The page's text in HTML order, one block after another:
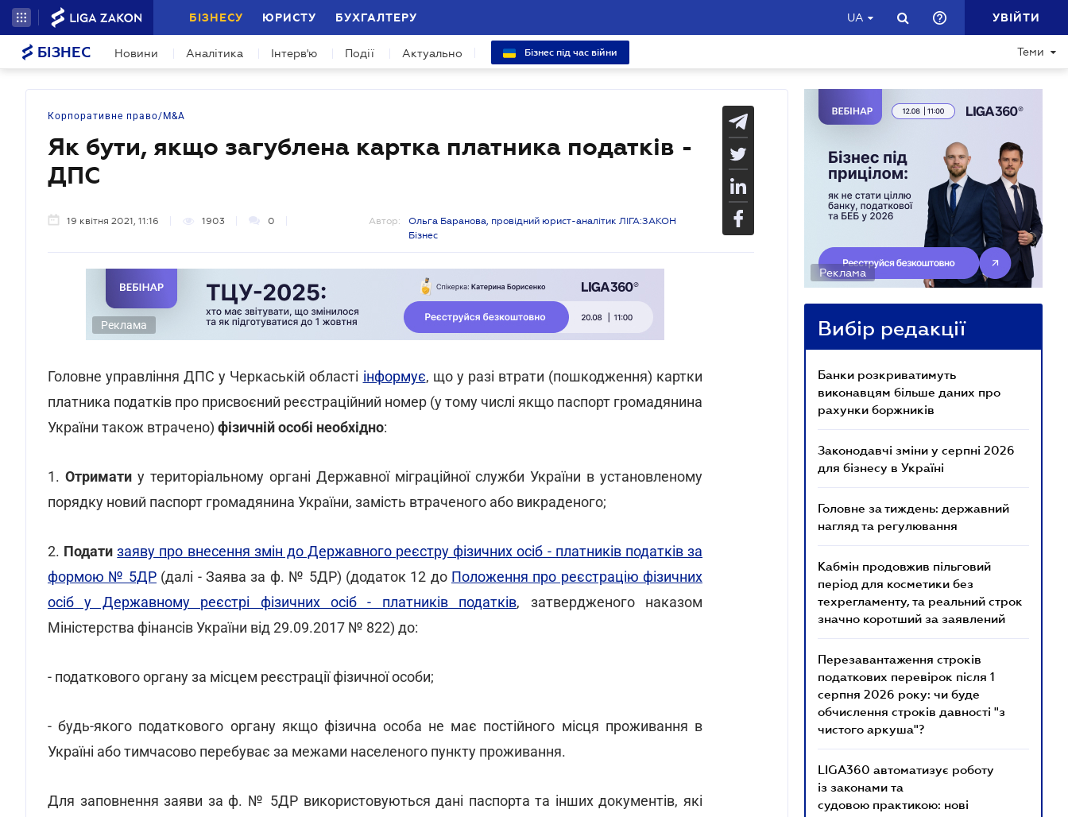
БІЗНЕСУ ЮРИСТУ БУХГАЛТЕРУ UA УВІЙТИ
БІЗНЕС Новини Аналітика Інтерв'ю Події Актуально Бізнес під час війни Теми
Корпоративне право/M&A
Як бути, якщо загублена картка платника податків -
ДПС
19 квітня 2021, 11:16 1903 0 Автор:
Ольга Баранова, провідний юрист-аналітик ЛІГА:ЗАКОН
Бізнес
Реклама
Головне управління ДПС у Черкаській області інформує, що у разі втрати (пошкодження) картки
платника податків про присвоєний реєстраційний номер (у тому числі якщо паспорт громадянина
України також втрачено) фізичній особі необхідно:
1. Отримати у територіальному органі Державної міграційної служби України в установленому
порядку новий паспорт громадянина України, замість втраченого або викраденого;
2. Подати заяву про внесення змін до Державного реєстру фізичних осіб - платників податків за
формою № 5ДР (далі - Заява за ф. № 5ДР) (додаток 12 до Положення про реєстрацію фізичних
осіб у Державному реєстрі фізичних осіб - платників податків, затвердженого наказом
Міністерства фінансів України від 29.09.2017 № 822) до:
- податкового органу за місцем реєстрації фізичної особи;
- будь-якого податкового органу якщо фізична особа не має постійного місця проживання в
Україні або тимчасово перебуває за межами населеного пункту проживання.
Для заповнення заяви за ф. № 5ДР використовуються дані паспорта та інших документів, які
Реклама
Вибір редакції
Банки розкриватимуть
виконавцям більше даних про
рахунки боржників
Законодавчі зміни у серпні 2026
для бізнесу в Україні
Головне за тиждень: державний
нагляд та регулювання
Кабмін продовжив пільговий
період для косметики без
техрегламенту, та реальний строк
значно коротший за заявлений
Перезавантаження строків
податкових перевірок після 1
серпня 2026 року: чи буде
обчислення строків давності "з
чистого аркуша"?
LIGA360 автоматизує роботу
із законами та
судовою практикою: нові